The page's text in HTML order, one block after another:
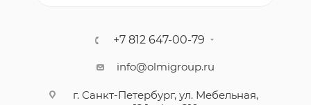
+7 812 647-00-79
info@olmigroup.ru
г. Санкт-Петербург, ул. Мебельная,